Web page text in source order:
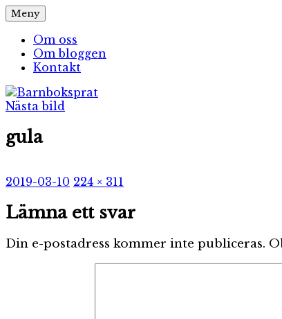
Hoppa
till
innehåll
Barnboksprat
– en blogg om barnböcker
Meny
Om oss
Om bloggen
Kontakt
Nästa bild
gula
Publicerat
2019-03-10 Full
224 × 311
Lämna ett svar
Din e-postadress kommer inte publiceras.